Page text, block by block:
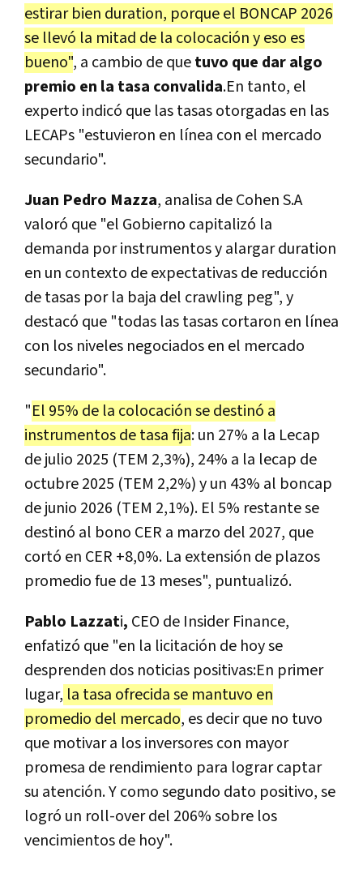
estirar bien duration, porque el BONCAP 2026
se llevó la mitad de la colocación y eso es
bueno", a cambio de quetuvo que dar algo
premio en la tasa convalida.En tanto, el
experto indicó que las tasas otorgadas en las
LECAPs "estuvieron en línea con el mercado
secundario".
Juan Pedro Mazza, analisa de Cohen S.A
valoró que "el Gobierno capitalizó la
demanda por instrumentos y alargar duration
en un contexto de expectativas de reducción
de tasas por la baja del crawling peg", y
destacó que "todas las tasas cortaron en línea
con los niveles negociados en el mercado
secundario".
"El 95% de la colocación se destinó a
instrumentos de tasa fija: un 27% a la Lecap
de julio 2025 (TEM 2,3%), 24% a la lecap de
octubre 2025 (TEM 2,2%) y un 43% al boncap
de junio 2026 (TEM 2,1%). El 5% restante se
destinó al bono CER a marzo del 2027, que
cortó en CER +8,0%. La extensión de plazos
promedio fue de 13 meses", puntualizó.
Pablo Lazzati, CEO de Insider Finance,
enfatizó que "en la licitación de hoy se
desprenden dos noticias positivas:En primer
lugar, la tasa ofrecida se mantuvo en
promedio del mercado, es decir que no tuvo
que motivar a los inversores con mayor
promesa de rendimiento para lograr captar
su atención. Y como segundo dato positivo, se
logró un roll-over del 206% sobre los
vencimientos de hoy".